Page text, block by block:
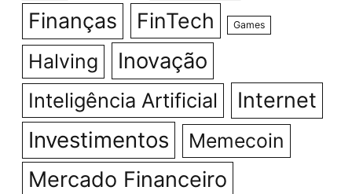
Finanças FinTech Games
Halving Inovação
Inteligência Artificial Internet
Investimentos Memecoin
Mercado Financeiro